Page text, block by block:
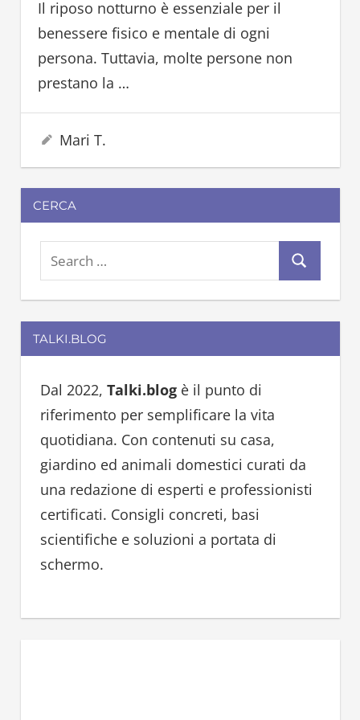
Il riposo notturno è essenziale per il
benessere fisico e mentale di ogni
persona. Tuttavia, molte persone non
prestano la …
18 Maggio 2023
Mari T.
CERCA
e
a
r
c
:
e
a
TALKI.BLOG
Dal 2022, Talki.blogè il punto di
riferimento per semplificare la vita
quotidiana. Con contenuti su casa,
giardino ed animali domestici curati da
una redazione di esperti e professionisti
certificati. Consigli concreti, basi
scientifiche e soluzioni a portata di
schermo.